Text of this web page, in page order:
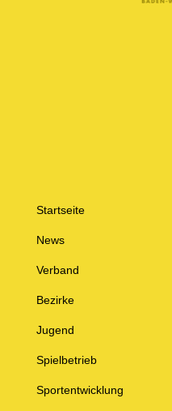
Startseite
News
Verband
Bezirke
Jugend
Spielbetrieb
Sportentwicklung